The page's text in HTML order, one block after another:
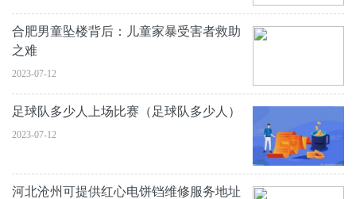
合肥男童坠楼背后：儿童家暴受害者救助
之难
2023-07-12
足球队多少人上场比赛（足球队多少人）
2023-07-12
河北沧州可提供红心电饼铛维修服务地址